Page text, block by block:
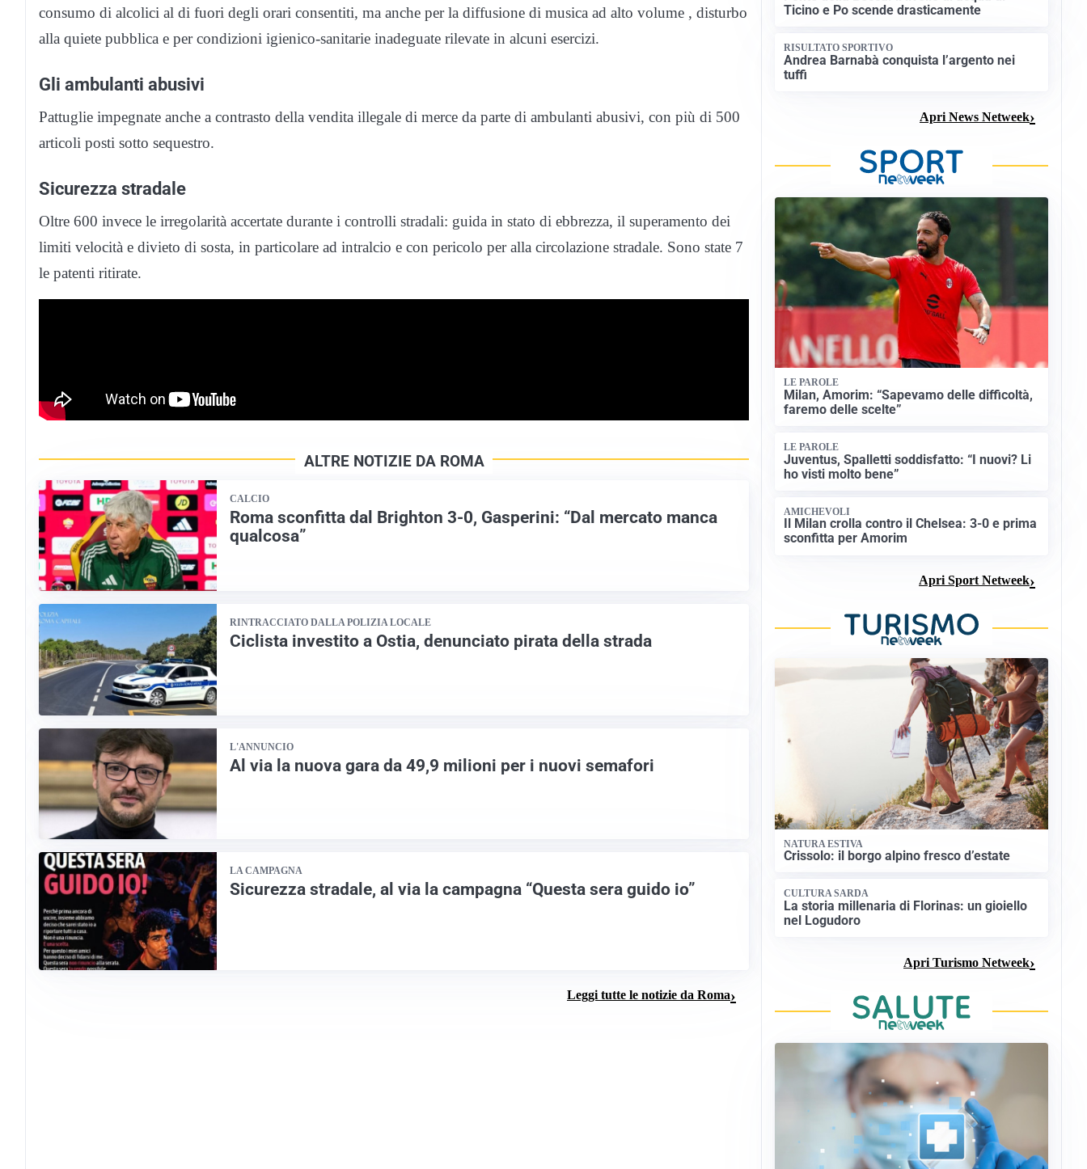
consumo di alcolici al di fuori degli orari consentiti, ma anche per la diffusione di musica ad alto volume , disturbo
alla quiete pubblica e per condizioni igienico-sanitarie inadeguate rilevate in alcuni esercizi.
Gli ambulanti abusivi
Pattuglie impegnate anche a contrasto della vendita illegale di merce da parte di ambulanti abusivi, con più di 500
articoli posti sotto sequestro.
Sicurezza stradale
Oltre 600 invece le irregolarità accertate durante i controlli stradali: guida in stato di ebbrezza, il superamento dei
limiti velocità e divieto di sosta, in particolare ad intralcio e con pericolo per alla circolazione stradale. Sono state 7
le patenti ritirate.
ALTRE NOTIZIE DA ROMA
CALCIO
Roma sconfitta dal Brighton 3-0, Gasperini: “Dal mercato manca
qualcosa”
RINTRACCIATO DALLA POLIZIA LOCALE
Ciclista investito a Ostia, denunciato pirata della strada
L'ANNUNCIO
Al via la nuova gara da 49,9 milioni per i nuovi semafori
LA CAMPAGNA
Sicurezza stradale, al via la campagna “Questa sera guido io”
Leggi tutte le notizie da Roma
Ticino e Po scende drasticamente
RISULTATO SPORTIVO
Andrea Barnabà conquista l’argento nei
tuffi
Apri News Netweek
LE PAROLE
Milan, Amorim: “Sapevamo delle difficoltà,
faremo delle scelte”
LE PAROLE
Juventus, Spalletti soddisfatto: “I nuovi? Li
ho visti molto bene”
AMICHEVOLI
Il Milan crolla contro il Chelsea: 3-0 e prima
sconfitta per Amorim
Apri Sport Netweek
NATURA ESTIVA
Crissolo: il borgo alpino fresco d’estate
CULTURA SARDA
La storia millenaria di Florinas: un gioiello
nel Logudoro
Apri Turismo Netweek